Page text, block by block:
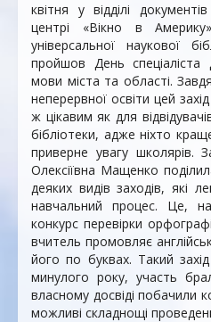
квітня у відділі
центрі «Вікно в
універсальної наукової
пройшов День спеціаліста
мови міста та області.
неперервної освіти цей
ж цікавим як для
бібліотеки, адже ніхто
приверне увагу школярів.
Олексіївна Мащенко
деяких видів заходів, які
навчальний процес. Це,
конкурс перевірки
вчитель промовляє
його по буквах. Такий
минулого року, участь
власному досвіді побачили
можливі складнощі